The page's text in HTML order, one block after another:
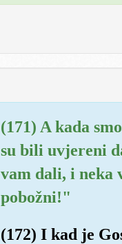
(171) A kada
su bili uvjereni
vam dali, i neka
pobožni!"
(172) I kad je